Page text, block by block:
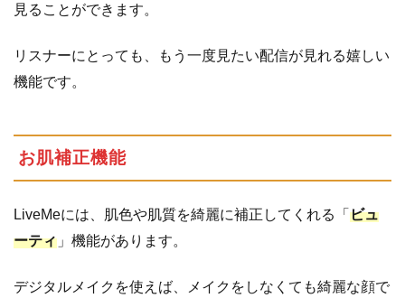
見ることができます。
リスナーにとっても、もう一度見たい配信が見れる嬉しい
機能です。
お肌補正機能
LiveMeには、肌色や肌質を綺麗に補正してくれる「 ビュ
ーティ 」機能があります。
デジタルメイクを使えば、メイクをしなくても綺麗な顔で